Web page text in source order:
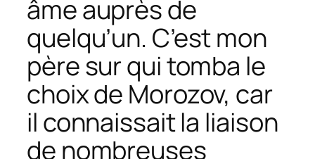
âme auprès de
quelqu’un. C’est mon
père sur qui tomba le
choix de Morozov, car
il connaissait la liaison
de nombreuses